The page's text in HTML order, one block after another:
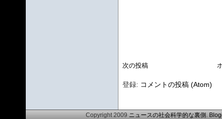
次の投稿
登録: コメントの投稿 (Atom)
Copyright 2009 ニュースの社会科学的な裏側